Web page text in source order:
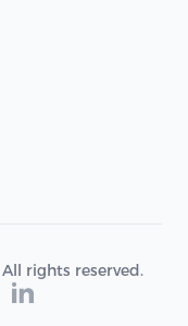
rights reserved.